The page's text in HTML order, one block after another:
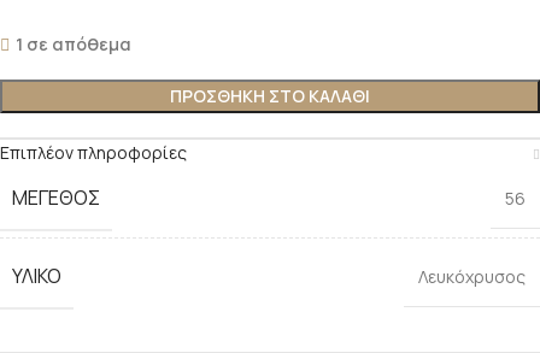
1 σε απόθεμα
ΠΡΟΣΘΗΚΗ ΣΤΟ ΚΑΛΑΘΙ
Επιπλέον πληροφορίες
ΜΕΓΕΘΟΣ 56
ΥΛΙΚΟ Λευκόχρυσος